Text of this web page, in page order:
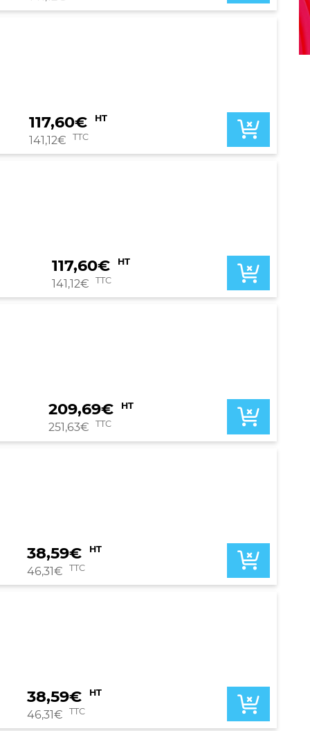
117,60€ HT
141,12€ TTC
117,60€ HT
141,12€ TTC
209,69€ HT
251,63€ TTC
38,59€ HT
46,31€ TTC
38,59€ HT
46,31€ TTC